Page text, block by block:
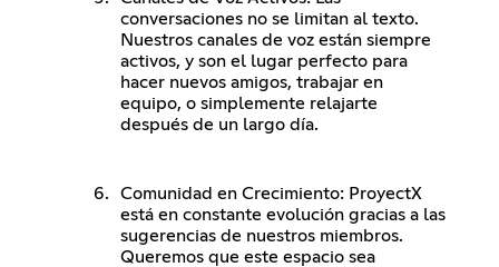
conversaciones no se limitan al texto.
Nuestros canales de voz están siempre
activos, y son el lugar perfecto para
hacer nuevos amigos, trabajar en
equipo, o simplemente relajarte
después de un largo día.
Comunidad en Crecimiento: ProyectX
está en constante evolución gracias a las
sugerencias de nuestros miembros.
Queremos que este espacio sea